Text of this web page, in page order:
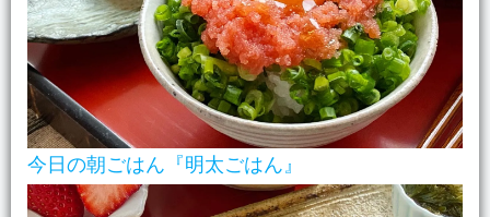
今日の朝ごはん『明太ごはん』